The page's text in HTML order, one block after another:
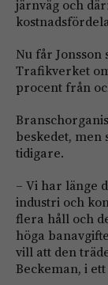
järnväg och
Nu får
Trafikverket
procent från
beskedet,
tidigare.
– Vi har länge
industri och
flera håll och
höga
vill att den
Beckeman, i